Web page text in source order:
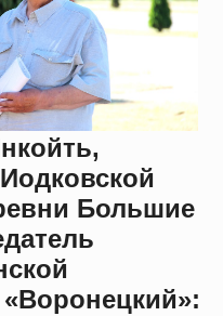
Большие